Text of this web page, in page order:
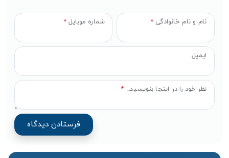
نظر خود را در اینجا بنویسید... *
نام و نام خانوادگی * شماره موبایل *
ایمیل